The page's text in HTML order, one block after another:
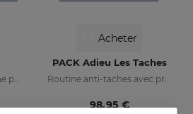
Routine express pour une peau lumineuse et protégée
Acheter
PACK Adieu Les Taches
Routine anti-taches avec protection solaire
98.95 €